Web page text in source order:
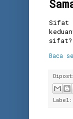
Sifat
sifat?
Baca
Label: